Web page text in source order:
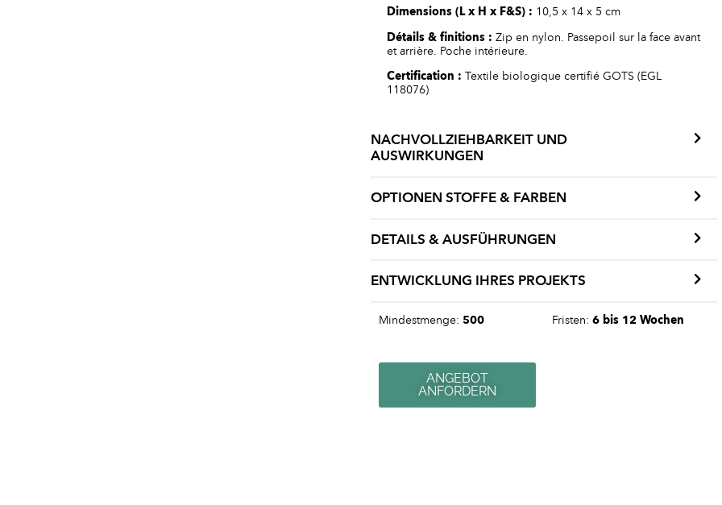
Dimensions (L x H x F&S) : 10,5 x 14 x 5 cm
Détails & finitions : Zip en nylon. Passepoil sur la face avant
et arrière. Poche intérieure.
Certification : Textile biologique certifié GOTS (EGL
118076)
NACHVOLLZIEHBARKEIT UND
AUSWIRKUNGEN
OPTIONEN STOFFE & FARBEN
DETAILS & AUSFÜHRUNGEN
ENTWICKLUNG IHRES PROJEKTS
Mindestmenge: 500 Fristen: 6 bis 12 Wochen
ANGEBOT
ANFORDERN